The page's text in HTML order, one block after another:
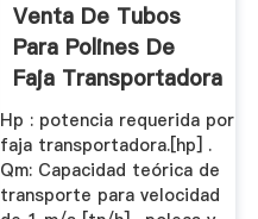
Venta De Tubos
Para Polines De
Faja Transportadora
Hp : potencia requerida por
faja transportadora.[hp] .
Qm: Capacidad teórica de
transporte para velocidad